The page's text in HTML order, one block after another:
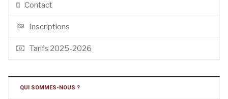
Contact
Inscriptions
Tarifs 2025-2026
QUI SOMMES-NOUS ?